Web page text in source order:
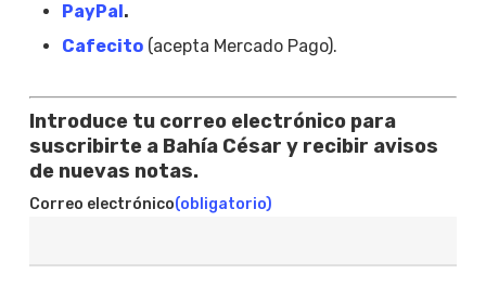
PayPal .
Cafecito(acepta Mercado Pago).
Introduce tu correo electrónico para
suscribirte a Bahía César y recibir avisos
de nuevas notas.
Correo electrónico(obligatorio)